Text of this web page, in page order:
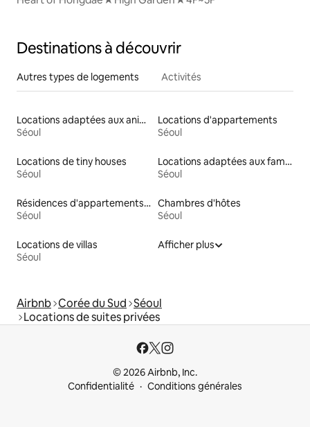
Destinations à découvrir
Autres types de logements Activités
Locations adaptées aux animaux
Séoul
Locations d'appartements
Séoul
Locations de tiny houses
Séoul
Locations adaptées aux familles
Séoul
Résidences d'appartements en location
Séoul
Chambres d'hôtes
Séoul
Locations de villas
Séoul
Afficher plus
Airbnb Corée du Sud Séoul
Locations de suites privées
© 2026 Airbnb, Inc.
Confidentialité
Conditions générales